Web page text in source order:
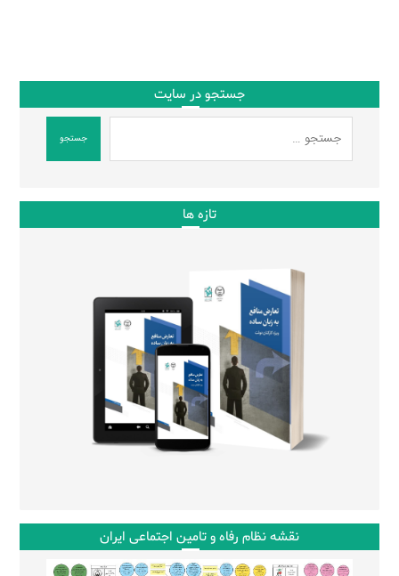
جستجو در سایت
جستجو
تازه ها
نقشه نظام رفاه و تامین اجتماعی ایران